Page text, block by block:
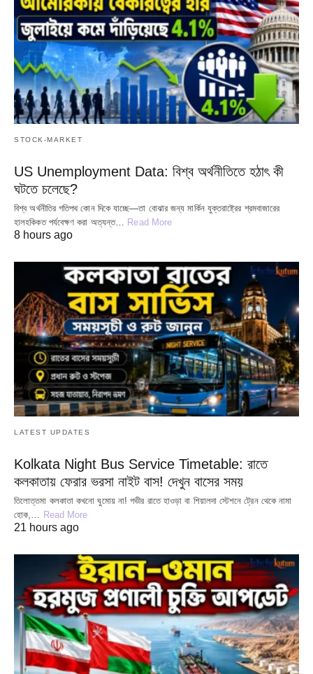
STOCK-MARKET
US Unemployment Data: বিশ্ব অর্থনীতিতে হঠাৎ কী
ঘটতে চলেছে?
বিশ্ব অর্থনীতির গতিপথ কোন দিকে যাচ্ছে—তা বোঝার জন্য মার্কিন যুক্তরাষ্ট্রের শ্রমবাজারের
হালহকিকত পর্যবেক্ষণ করা অত্যন্ত… Read More
8 hours ago
LATEST UPDATES
Kolkata Night Bus Service Timetable: রাতে
কলকাতায় ফেরার ভরসা নাইট বাস! দেখুন বাসের সময়
তিলোত্তমা কলকাতা কখনো ঘুমোয় না! গভীর রাতে হাওড়া বা শিয়ালদা স্টেশনে ট্রেন থেকে নামা
হোক,… Read More
21 hours ago